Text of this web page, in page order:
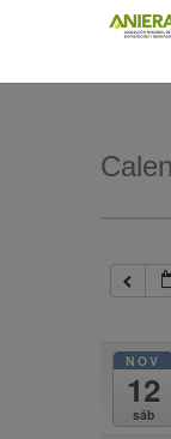
NOV
12
sáb